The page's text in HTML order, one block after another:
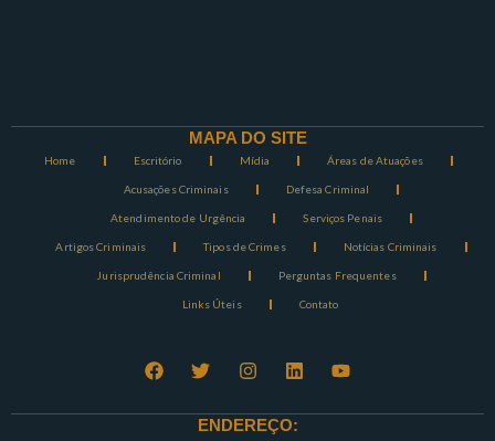
MAPA DO SITE
Home Escritório Mídia Áreas de Atuações
Acusações Criminais Defesa Criminal
Atendimento de Urgência Serviços Penais
Artigos Criminais Tipos de Crimes Notícias Criminais
Jurisprudência Criminal Perguntas Frequentes
Links Úteis Contato
ENDEREÇO: